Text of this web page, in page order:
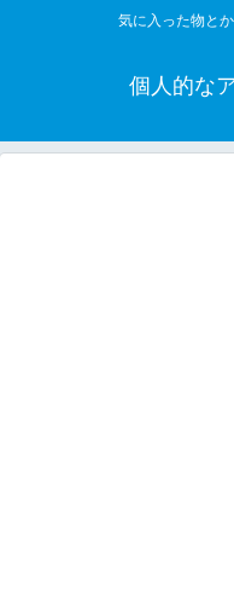
気に入った物と
個人的な